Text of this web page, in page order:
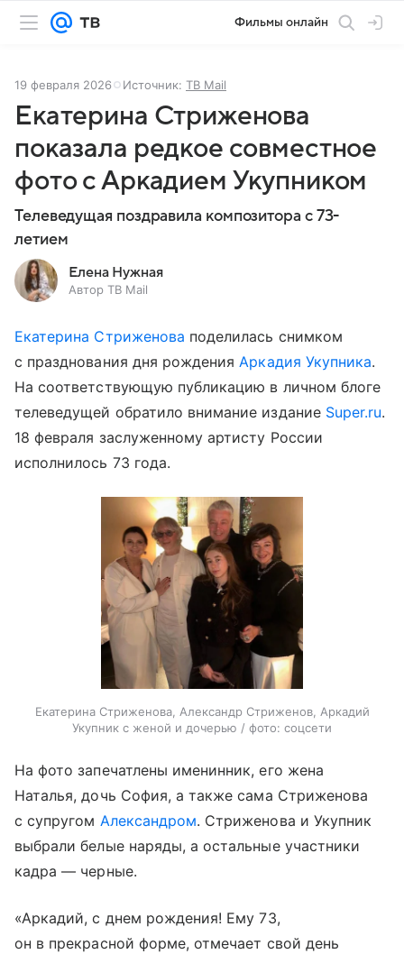
Фильмы онлайн
19 февраля 2026 Источник: ТВ Mail
Екатерина Стриженова
показала редкое совместное
фото с Аркадием Укупником
Телеведущая поздравила композитора с 73-
летием
Елена Нужная
Автор ТВ Mail
Екатерина Стриженова поделилась снимком
с празднования дня рожденияАркадия Укупника.
На соответствующую публикацию в личном блоге
телеведущей обратило внимание издание Super.ru.
18 февраля заслуженному артисту России
исполнилось 73 года.
Екатерина Стриженова, Александр Стриженов, Аркадий
Укупник с женой и дочерью / фото: соцсети
На фото запечатлены именинник, его жена
Наталья, дочь София, а также сама Стриженова
с супругом Александром. Стриженова и Укупник
выбрали белые наряды, а остальные участники
кадра — черные.
«Аркадий, с днем рождения! Ему 73,
он в прекрасной форме, отмечает свой день